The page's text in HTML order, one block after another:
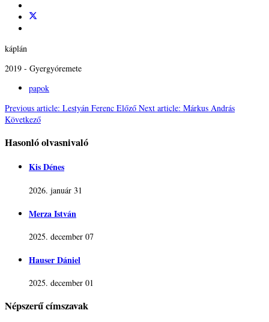
káplán
2019 - Gyergyóremete
papok
Previous article: Lestyán Ferenc Előző Next article: Márkus András
Következő
Hasonló olvasnivaló
Kis Dénes
2026. január 31
Merza István
2025. december 07
Hauser Dániel
2025. december 01
Népszerű címszavak